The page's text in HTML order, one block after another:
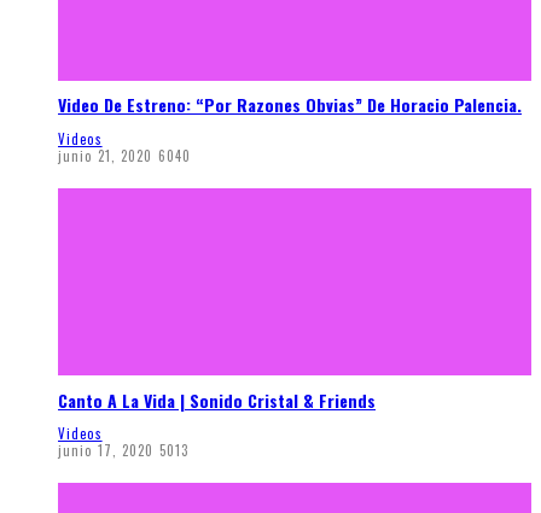
Video De Estreno: “Por Razones Obvias” De Horacio Palencia.
Videos
junio 21, 2020 6040
Canto A La Vida | Sonido Cristal & Friends
Videos
junio 17, 2020 5013